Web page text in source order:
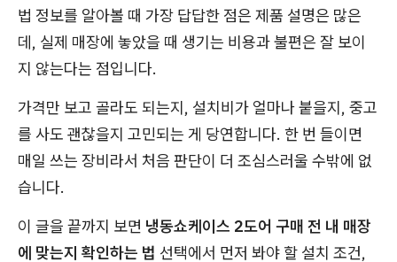
법 정보를 알아볼 때 가장 답답한 점은 제품 설명은 많은
데, 실제 매장에 놓았을 때 생기는 비용과 불편은 잘 보이
지 않는다는 점입니다.
가격만 보고 골라도 되는지, 설치비가 얼마나 붙을지, 중고
를 사도 괜찮을지 고민되는 게 당연합니다. 한 번 들이면
매일 쓰는 장비라서 처음 판단이 더 조심스러울 수밖에 없
습니다.
이 글을 끝까지 보면 냉동쇼케이스 2도어 구매 전 내 매장
에 맞는지 확인하는 법 선택에서 먼저 봐야 할 설치 조건,